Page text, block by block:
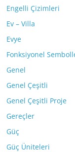
Engelli Çizimleri
Ev – Villa
Evye
Fonksiyonel
Genel
Genel Çeşitli
Genel Çeşitli Proje
Gereçler
Güç
Güç Üniteleri